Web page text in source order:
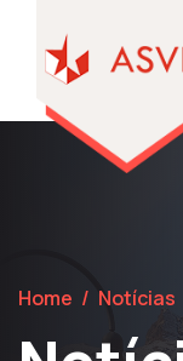
Home / Notícias